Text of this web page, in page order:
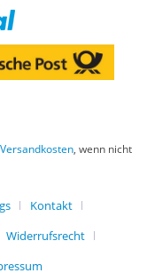
Versandkosten, wenn nicht
Kontakt
Widerrufsrecht